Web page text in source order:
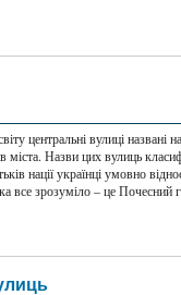
центральні вулиці названі
міста. Назви цих вулиць
нації українці умовно
все зрозуміло – це